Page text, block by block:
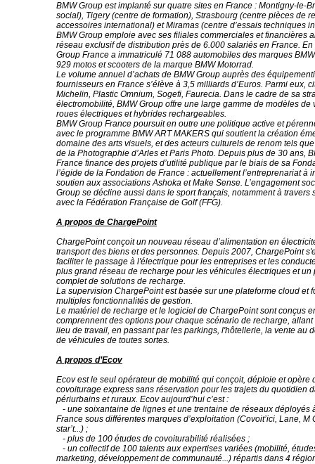
BMW Group est implanté sur quatre sites en France : Montigny-le-
social), Tigery (centre de formation), Strasbourg (centre pièces de
accessoires international) et Miramas (centre d’essais techniques
BMW Group emploie avec ses filiales commerciales et financières
réseau exclusif de distribution près de 6.000 salariés en France. En
Group France a immatriculé 71 088 automobiles des marques
929 motos et scooters de la marque BMW Motorrad.
Le volume annuel d’achats de BMW Group auprès des
fournisseurs en France s’élève à 3,5 milliards d’Euros. Parmi eux,
Michelin, Plastic Omnium, Sogefi, Faurecia. Dans le cadre de sa
électromobilité, BMW Group offre une large gamme de modèles de
roues électriques et hybrides rechargeables.
BMW Group France poursuit en outre une politique active et
avec le programme BMW ART MAKERS qui soutient la création
domaine des arts visuels, et des acteurs culturels de renom tels
de la Photographie d’Arles et Paris Photo. Depuis plus de 30 ans,
France finance des projets d’utilité publique par le biais de sa
l’égide de la Fondation de France : actuellement l’entreprenariat à
soutien aux associations Ashoka et Make Sense. L’engagement
Group se décline aussi dans le sport français, notamment à travers
avec la Fédération Française de Golf (FFG).
A propos de ChargePoint
ChargePoint conçoit un nouveau réseau d’alimentation en
transport des biens et des personnes. Depuis 2007, ChargePoint
faciliter le passage à l'électrique pour les entreprises et les
plus grand réseau de recharge pour les véhicules électriques et un
complet de solutions de recharge.
La supervision ChargePoint est basée sur une plateforme cloud et
multiples fonctionnalités de gestion.
Le matériel de recharge et le logiciel de ChargePoint sont conçus
comprennent des options pour chaque scénario de recharge,
lieu de travail, en passant par les parkings, l'hôtellerie, la vente au
de véhicules de toutes sortes.
A propos d’Ecov
Ecov est le seul opérateur de mobilité qui conçoit, déploie et opère
covoiturage express sans réservation pour les trajets du quotidien
périurbains et ruraux. Ecov aujourd’hui c’est :
- une soixantaine de lignes et une trentaine de réseaux déployés
France sous différentes marques d’exploitation (Covoit’ici, Lane, M
star’t...) ;
- plus de 100 études de covoiturabilité réalisées ;
- un collectif de 100 talents aux expertises variées (mobilité,
marketing, développement de communauté...) répartis dans 4